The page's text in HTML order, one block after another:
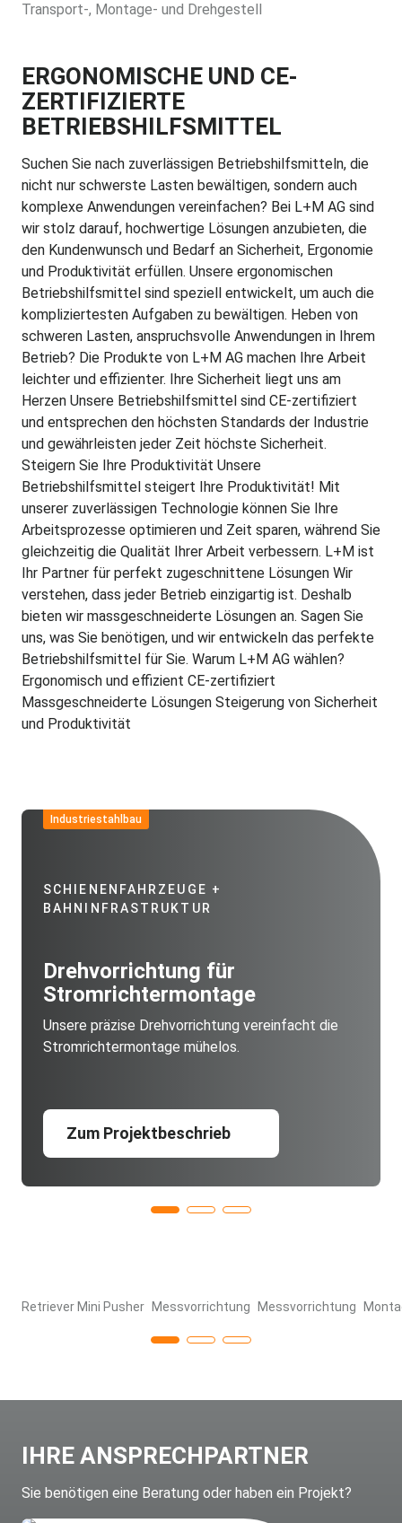
Transport-, Montage- und Drehgestell
ERGONOMISCHE UND CE-
ZERTIFIZIERTE
BETRIEBSHILFSMITTEL
Suchen Sie nach zuverlässigen Betriebshilfsmitteln, die
nicht nur schwerste Lasten bewältigen, sondern auch
komplexe Anwendungen vereinfachen? Bei L+M AG sind
wir stolz darauf, hochwertige Lösungen anzubieten, die
den Kundenwunsch und Bedarf an Sicherheit, Ergonomie
und Produktivität erfüllen. Unsere ergonomischen
Betriebshilfsmittel sind speziell entwickelt, um auch die
kompliziertesten Aufgaben zu bewältigen. Heben von
schweren Lasten, anspruchsvolle Anwendungen in Ihrem
Betrieb? Die Produkte von L+M AG machen Ihre Arbeit
leichter und effizienter. Ihre Sicherheit liegt uns am
Herzen Unsere Betriebshilfsmittel sind CE-zertifiziert
und entsprechen den höchsten Standards der Industrie
und gewährleisten jeder Zeit höchste Sicherheit.
Steigern Sie Ihre Produktivität Unsere
Betriebshilfsmittel steigert Ihre Produktivität! Mit
unserer zuverlässigen Technologie können Sie Ihre
Arbeitsprozesse optimieren und Zeit sparen, während Sie
gleichzeitig die Qualität Ihrer Arbeit verbessern. L+M ist
Ihr Partner für perfekt zugeschnittene Lösungen Wir
verstehen, dass jeder Betrieb einzigartig ist. Deshalb
bieten wir massgeschneiderte Lösungen an. Sagen Sie
uns, was Sie benötigen, und wir entwickeln das perfekte
Betriebshilfsmittel für Sie. Warum L+M AG wählen?
Ergonomisch und effizient CE-zertifiziert
Massgeschneiderte Lösungen Steigerung von Sicherheit
und Produktivität
Industriestahlbau
SCHIENENFAHRZEUGE +
BAHNINFRASTRUKTUR
Drehvorrichtung für
Stromrichtermontage
Unsere präzise Drehvorrichtung vereinfacht die
Stromrichtermontage mühelos.
Zum Projektbeschrieb
Retriever Mini Pusher Messvorrichtung Messvorrichtung
IHRE ANSPRECHPARTNER
Sie benötigen eine Beratung oder haben ein Projekt?